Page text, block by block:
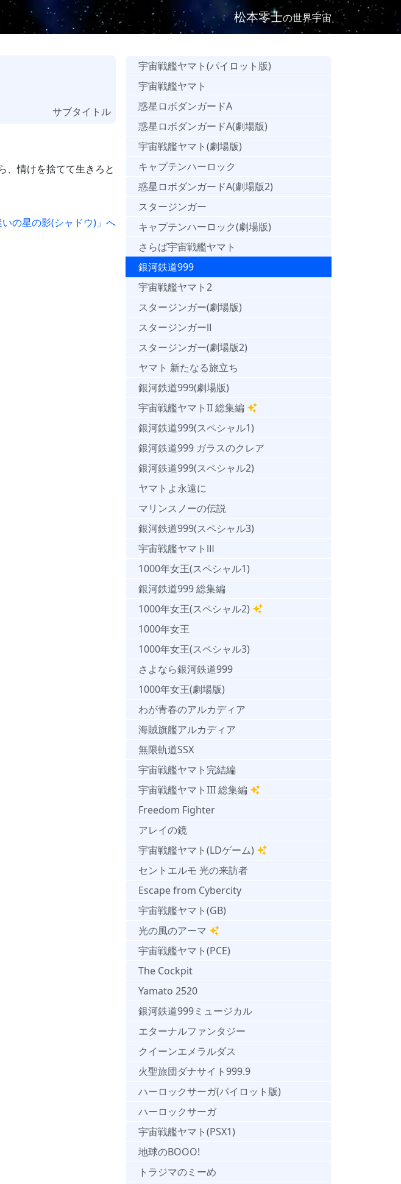
松本零士の世界宇宙
サブタイトル
、情けを捨てて生きろと
の星の影(シャドウ)」へ
宇宙戦艦ヤマト(パイロット版)
宇宙戦艦ヤマト
惑星ロボダンガードA
惑星ロボダンガードA(劇場版)
宇宙戦艦ヤマト(劇場版)
キャプテンハーロック
惑星ロボダンガードA(劇場版2)
スタージンガー
キャプテンハーロック(劇場版)
さらば宇宙戦艦ヤマト
銀河鉄道999
宇宙戦艦ヤマト2
スタージンガー(劇場版)
スタージンガーⅡ
スタージンガー(劇場版2)
ヤマト 新たなる旅立ち
銀河鉄道999(劇場版)
宇宙戦艦ヤマトII 総集編
銀河鉄道999(スペシャル1)
銀河鉄道999 ガラスのクレア
銀河鉄道999(スペシャル2)
ヤマトよ永遠に
マリンスノーの伝説
銀河鉄道999(スペシャル3)
宇宙戦艦ヤマトⅢ
1000年女王(スペシャル1)
銀河鉄道999 総集編
1000年女王(スペシャル2)
1000年女王
1000年女王(スペシャル3)
さよなら銀河鉄道999
1000年女王(劇場版)
わが青春のアルカディア
海賊旗艦アルカディア
無限軌道SSX
宇宙戦艦ヤマト完結編
宇宙戦艦ヤマトIII 総集編
Freedom Fighter
アレイの鏡
宇宙戦艦ヤマト(LDゲーム)
セントエルモ 光の来訪者
Escape from Cybercity
宇宙戦艦ヤマト(GB)
光の風のアーマ
宇宙戦艦ヤマト(PCE)
The Cockpit
Yamato 2520
銀河鉄道999ミュージカル
エターナルファンタジー
クイーンエメラルダス
火聖旅団ダナサイト999.9
ハーロックサーガ(パイロット版)
ハーロックサーガ
宇宙戦艦ヤマト(PSX1)
地球のBOOO!
トラジマのミーめ